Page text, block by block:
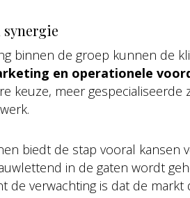
binnen de groep kunnen de
en operationele
keuze, meer gespecialiseerde
biedt de stap vooral kansen
in de gaten wordt
de verwachting is dat de